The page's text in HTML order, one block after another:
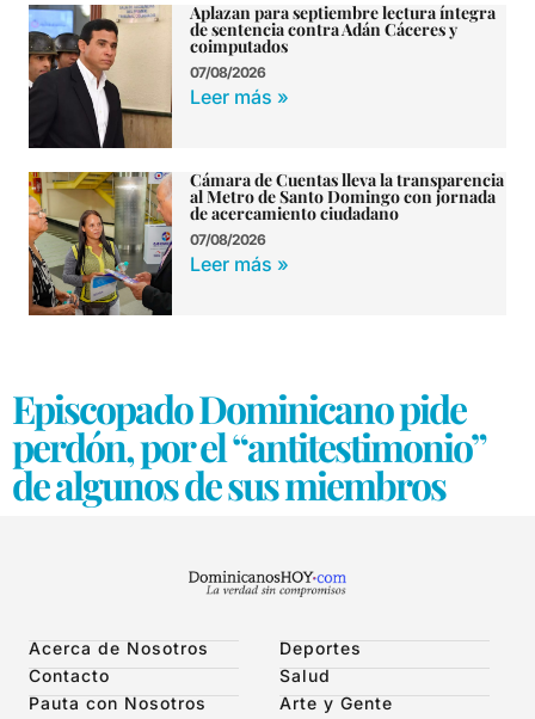
Aplazan para septiembre lectura íntegra
de sentencia contra Adán Cáceres y
coimputados
07/08/2026
Leer más »
Cámara de Cuentas lleva la transparencia
al Metro de Santo Domingo con jornada
de acercamiento ciudadano
07/08/2026
Leer más »
Episcopado Dominicano pide
perdón, por el “antitestimonio”
de algunos de sus miembros
Acerca de Nosotros
Contacto
Pauta con Nosotros
Deportes
Salud
Arte y Gente